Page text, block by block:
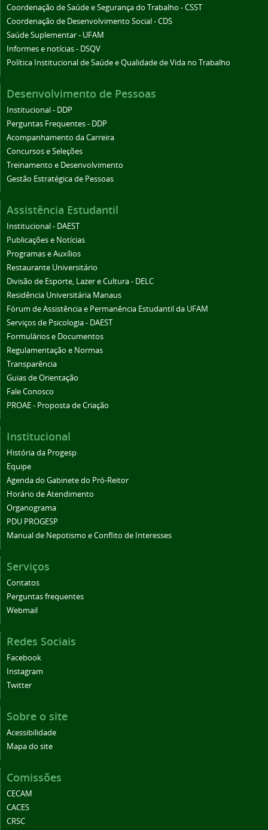
Coordenação de Saúde e Segurança do Trabalho - CSST
Coordenação de Desenvolvimento Social - CDS
Saúde Suplementar - UFAM
Informes e notícias - DSQV
Política Institucional de Saúde e Qualidade de Vida no Trabalho
Desenvolvimento de Pessoas
Institucional - DDP
Perguntas Frequentes - DDP
Acompanhamento da Carreira
Concursos e Seleções
Treinamento e Desenvolvimento
Gestão Estratégica de Pessoas
Assistência Estudantil
Institucional - DAEST
Publicações e Notícias
Programas e Auxílios
Restaurante Universitário
Divisão de Esporte, Lazer e Cultura - DELC
Residência Universitária Manaus
Fórum de Assistência e Permanência Estudantil da UFAM
Serviços de Psicologia - DAEST
Formulários e Documentos
Regulamentação e Normas
Transparência
Guias de Orientação
Fale Conosco
PROAE - Proposta de Criação
Institucional
História da Progesp
Equipe
Agenda do Gabinete do Pró-Reitor
Horário de Atendimento
Organograma
PDU PROGESP
Manual de Nepotismo e Conflito de Interesses
Serviços
Contatos
Perguntas frequentes
Webmail
Redes Sociais
Facebook
Instagram
Twitter
Sobre o site
Acessibilidade
Mapa do site
Comissões
CECAM
CACES
CRSC